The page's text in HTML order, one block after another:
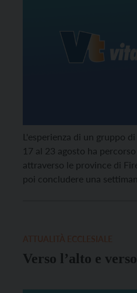
L'esperienza di un gruppo
17 al 23 agosto ha
attraverso le province di
poi concludere una
Verso l’alto e